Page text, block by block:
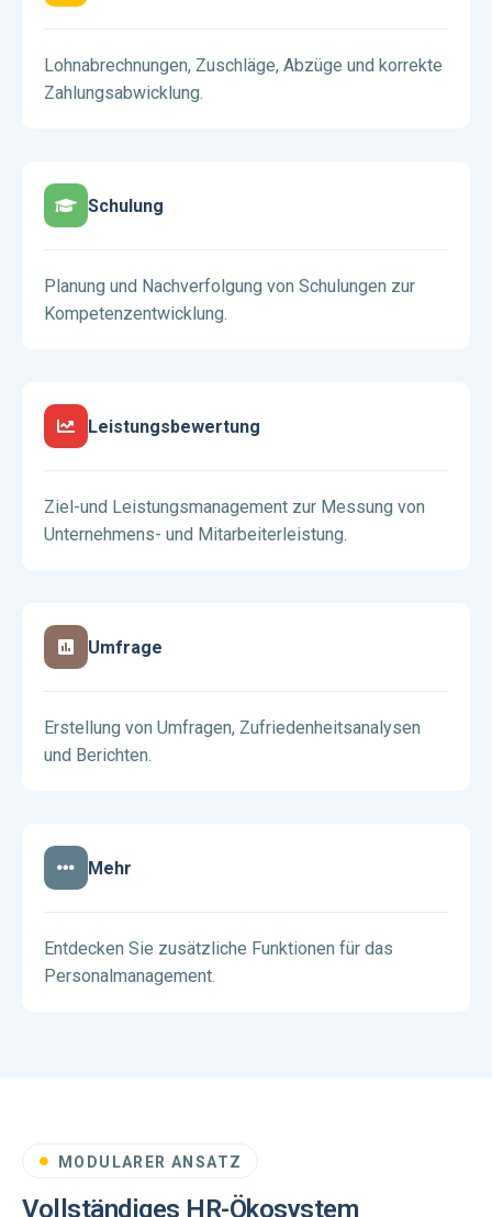
Lohnabrechnungen, Zuschläge, Abzüge und korrekte
Zahlungsabwicklung.
Schulung
Planung und Nachverfolgung von Schulungen zur
Kompetenzentwicklung.
Leistungsbewertung
Ziel-und Leistungsmanagement zur Messung von
Unternehmens- und Mitarbeiterleistung.
Umfrage
Erstellung von Umfragen, Zufriedenheitsanalysen
und Berichten.
Mehr
Entdecken Sie zusätzliche Funktionen für das
Personalmanagement.
MODULARER ANSATZ
Vollständiges HR-Ökosystem